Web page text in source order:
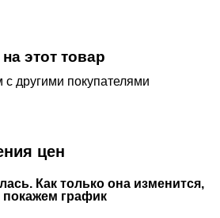
этот товар
другими покупателями
цен
Как только она изменится,
график